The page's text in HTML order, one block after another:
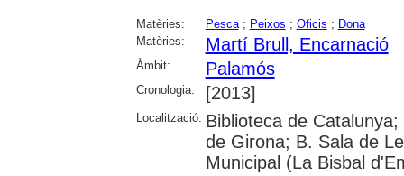
Matèries: Pesca; Peixos ; Oficis ; Dona
Matèries:
Martí Brull, Encarnació
Àmbit: Palamós
Cronologia: [2013]
Localització: Biblioteca de
de Girona; B. Sala de
Municipal (La Bisbal